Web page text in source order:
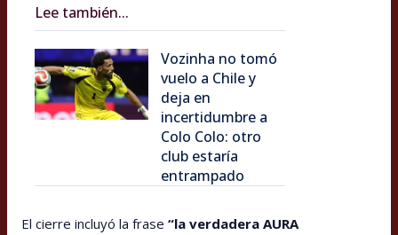
Lee también...
Vozinha no tomó
vuelo a Chile y
deja en
incertidumbre a
Colo Colo: otro
club estaría
entrampado
El cierre incluyó la frase “la verdadera AURA